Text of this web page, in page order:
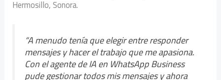
Hermosillo, Sonora.
“A menudo tenía que elegir entre responder
mensajes y hacer el trabajo que me apasiona.
Con el agente de IA en WhatsApp Business
pude gestionar todos mis mensajes y ahora